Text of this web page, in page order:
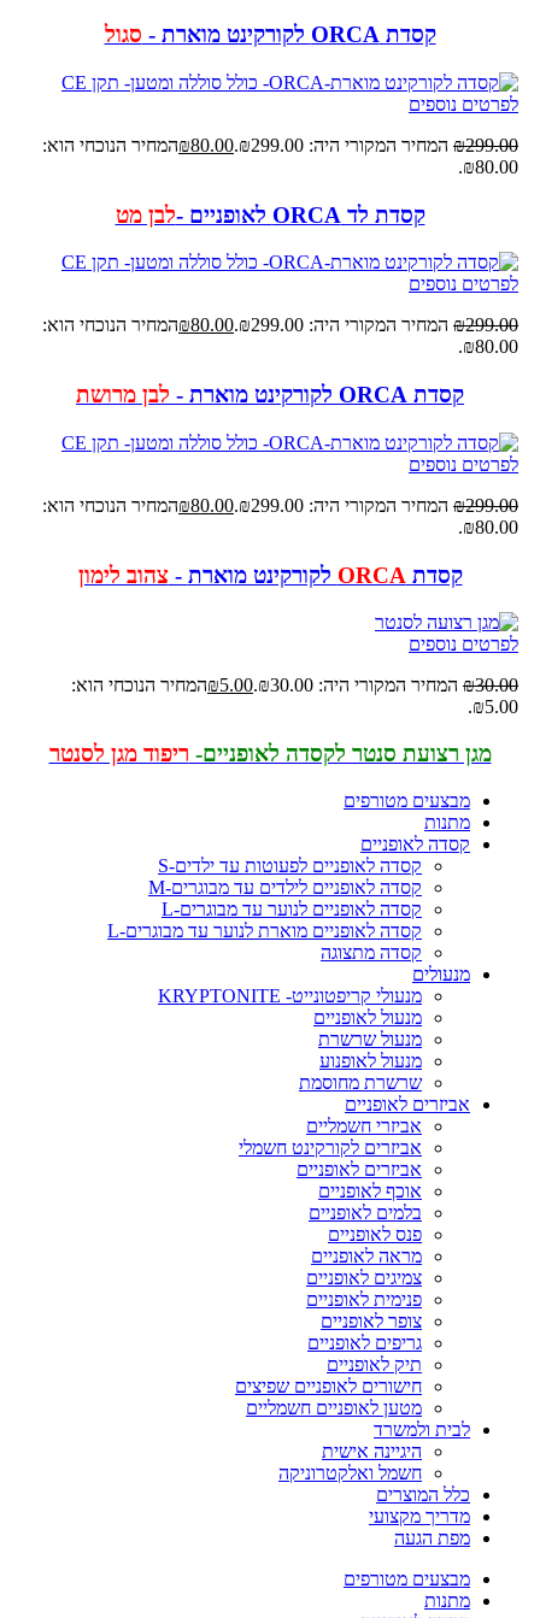
קסדת ORCA לקורקינט מוארת - סגול
לפרטים נוספים
₪299.00 המחיר המקורי היה: ₪299.00. ₪80.00
המחיר הנוכחי הוא:
₪80.00.
קסדת לד ORCA לאופניים - לבן מט
לפרטים נוספים
₪299.00 המחיר המקורי היה: ₪299.00. ₪80.00
המחיר הנוכחי הוא:
₪80.00.
קסדת ORCA לקורקינט מוארת - לבן מרושת
לפרטים נוספים
₪299.00 המחיר המקורי היה: ₪299.00. ₪80.00
המחיר הנוכחי הוא:
₪80.00.
קסדת ORCA לקורקינט מוארת -צהוב לימון
לפרטים נוספים
₪30.00 המחיר המקורי היה: ₪30.00. ₪5.00
המחיר הנוכחי הוא:
₪5.00.
מגן רצועת סנטר לקסדה לאופניים- ריפוד מגן לסנטר
מבצעים מטורפים
מתנות
קסדה לאופניים
קסדה לאופניים לפעוטות עד ילדים-S
קסדה לאופניים לילדים עד מבוגרים-M
קסדה לאופניים לנוער עד מבוגרים-L
קסדה לאופניים מוארת לנוער עד מבוגרים-L
קסדה מתצוגה
מנעולים
מנעולי קריפטונייט- KRYPTONITE
מנעול לאופניים
מנעול שרשרת
מנעול לאופנוע
שרשרת מחוסמת
אביזרים לאופניים
אביזרי חשמליים
אביזרים לקורקינט חשמלי
אביזרים לאופניים
אוכף לאופניים
בלמים לאופניים
פנס לאופניים
מראה לאופניים
צמיגים לאופניים
פנימית לאופניים
צופר לאופניים
גריפים לאופניים
תיק לאופניים
חישורים לאופניים שפיצים
מטען לאופניים חשמליים
לבית ולמשרד
היגיינה אישית
חשמל ואלקטרוניקה
כלל המוצרים
מדריך מקצועי
מפת הגעה
מבצעים מטורפים
מתנות